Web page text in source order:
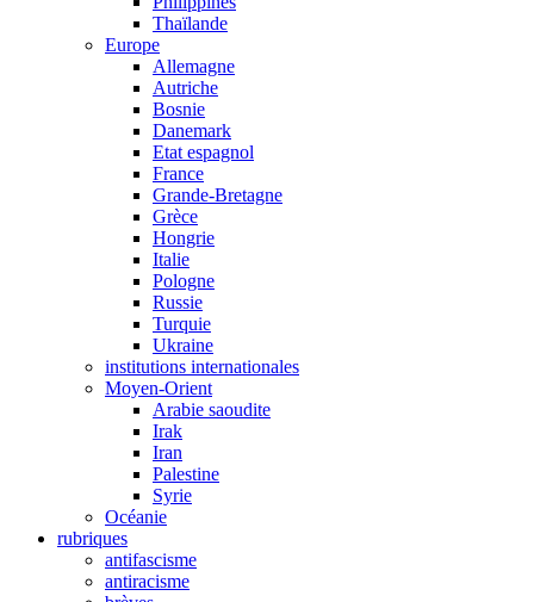
Thaïlande
Europe
Allemagne
Autriche
Bosnie
Danemark
Etat espagnol
France
Grande-Bretagne
Grèce
Hongrie
Italie
Pologne
Russie
Turquie
Ukraine
institutions internationales
Moyen-Orient
Arabie saoudite
Irak
Iran
Palestine
Syrie
Océanie
rubriques
antifascisme
antiracisme